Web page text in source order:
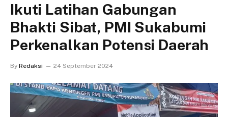
Ikuti Latihan Gabungan
Bhakti Sibat, PMI Sukabumi
Perkenalkan Potensi Daerah
By Redaksi 24 September 2024